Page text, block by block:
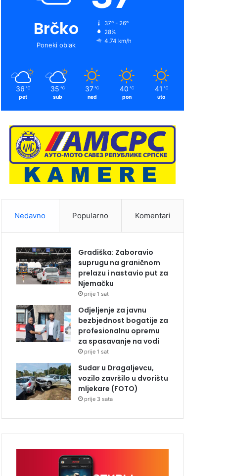
Brčko
Poneki oblak
37º - 26º
28%
4.74 km/h
36 ℃
pet
35 ℃
sub
37 ℃
ned
40 ℃
pon
41 ℃
uto
Nedavno Popularno Komentari
Gradiška: Zaboravio
suprugu na graničnom
prelazu i nastavio put za
Njemačku
prije 1 sat
Odjeljenje za javnu
bezbjednost bogatije za
profesionalnu opremu
za spasavanje na vodi
prije 1 sat
Sudar u Dragaljevcu,
vozilo završilo u dvorištu
mljekare (FOTO)
prije 3 sata